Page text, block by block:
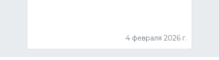
4 февраля 2026 г.